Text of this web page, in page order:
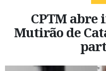
CPTM abre
Mutirão de